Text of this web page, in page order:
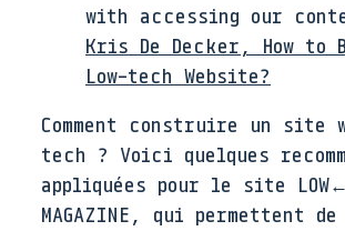
with accessing our
Kris De Decker, How to
Low-tech Website?
Comment construire un site
tech ? Voici quelques
appliquées pour le site
MAGAZINE, qui permettent